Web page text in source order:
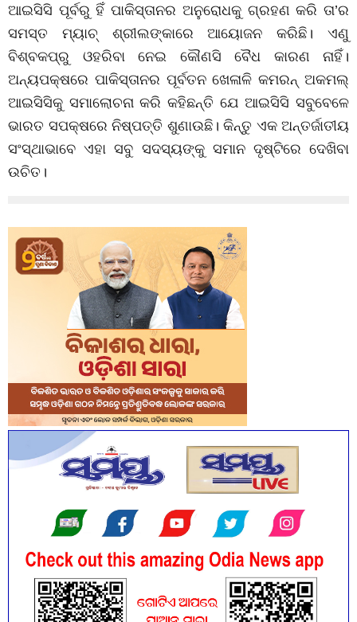
ଆଇସିସି ପୂର୍ବରୁ ହିଁ ପାକିସ୍ତାନର ଅନୁରୋଧକୁ ଗ୍ରହଣ କରି ତା’ର
ସମସ୍ତ
ମ୍ୟାଚ୍ ଶ୍ରୀଲଙ୍କାରେ ଆୟୋଜନ କରିଛି।
ଏଣୁ
ବିଶ୍ବକପ୍‌ରୁ
ଓହରିବା ନେଇ କୌଣସି ବୈଧ କାରଣ
ନାହିଁ।
ଅନ୍ୟପକ୍ଷରେ ପାକିସ୍ତାନର ପୂର୍ବତନ ଖେଳାଳି କମରନ୍‌ ଅକମଲ୍
ଆଇସିସିକୁ ସମାଲୋଚନା କରି କହିଛନ୍ତି ଯେ ଆଇସିସି ସବୁବେଳେ
ଭାରତ ସପକ୍ଷରେ ନିଷ୍ପତ୍ତି ଶୁଣାଉଛି। କିନ୍ତୁ ଏକ ଅନ୍ତର୍ଜାତୀୟ
ସଂସ୍ଥାଭାବେ ଏହା ସବୁ ସଦସ୍ୟଙ୍କୁ ସମାନ ଦୃଷ୍ଟିରେ ଦେଖିବା
ଉଚିତ।